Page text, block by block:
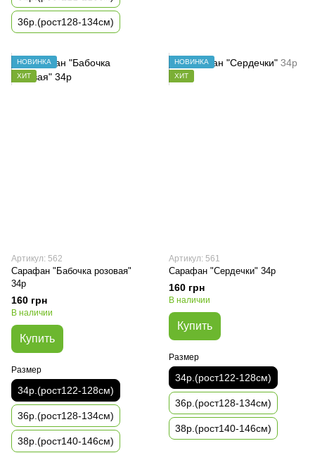
36р.(рост128-134см)
НОВИНКА
ХИТ
Артикул: 562
Сарафан "Бабочка розовая"
34р
160 грн
В наличии
Купить
Размер
34р.(рост122-128см)
36р.(рост128-134см)
38р.(рост140-146см)
НОВИНКА
ХИТ
Артикул: 561
Сарафан "Сердечки" 34р
160 грн
В наличии
Купить
Размер
34р.(рост122-128см)
36р.(рост128-134см)
38р.(рост140-146см)